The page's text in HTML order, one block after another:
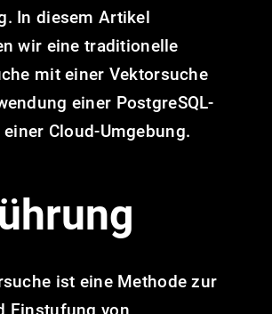
In diesem Artikel
wir eine traditionelle
mit einer Vektorsuche
einer PostgreSQL-
Cloud-Umgebung.
ist eine Methode zur
Einstufung von